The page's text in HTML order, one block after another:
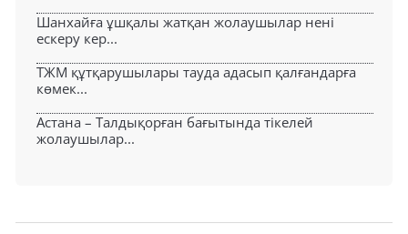
Шанхайға ұшқалы жатқан жолаушылар нені
ескеру кер...
ТЖМ құтқарушылары тауда адасып қалғандарға
көмек...
Астана – Талдықорған бағытында тікелей
жолаушылар...